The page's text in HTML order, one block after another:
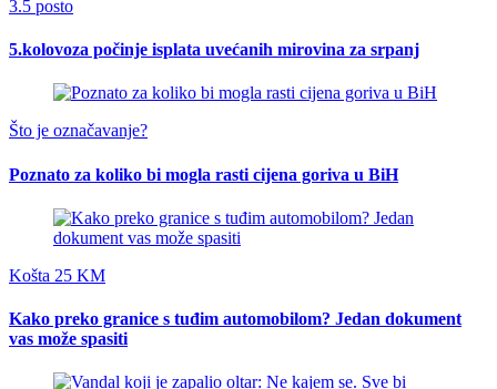
3.5 posto
5.kolovoza počinje isplata uvećanih mirovina za srpanj
Što je označavanje?
Poznato za koliko bi mogla rasti cijena goriva u BiH
Košta 25 KM
Kako preko granice s tuđim automobilom? Jedan dokument
vas može spasiti